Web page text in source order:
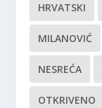
HRVATSKI
MILANOVIĆ
NESREĆA
OTKRIVENO